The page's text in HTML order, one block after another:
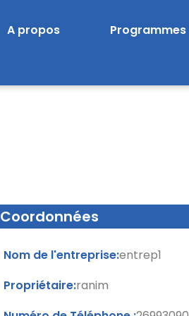
A propos Programmes
Coordonnées
Nom de l'entreprise:entrep1
Propriétaire:ranim